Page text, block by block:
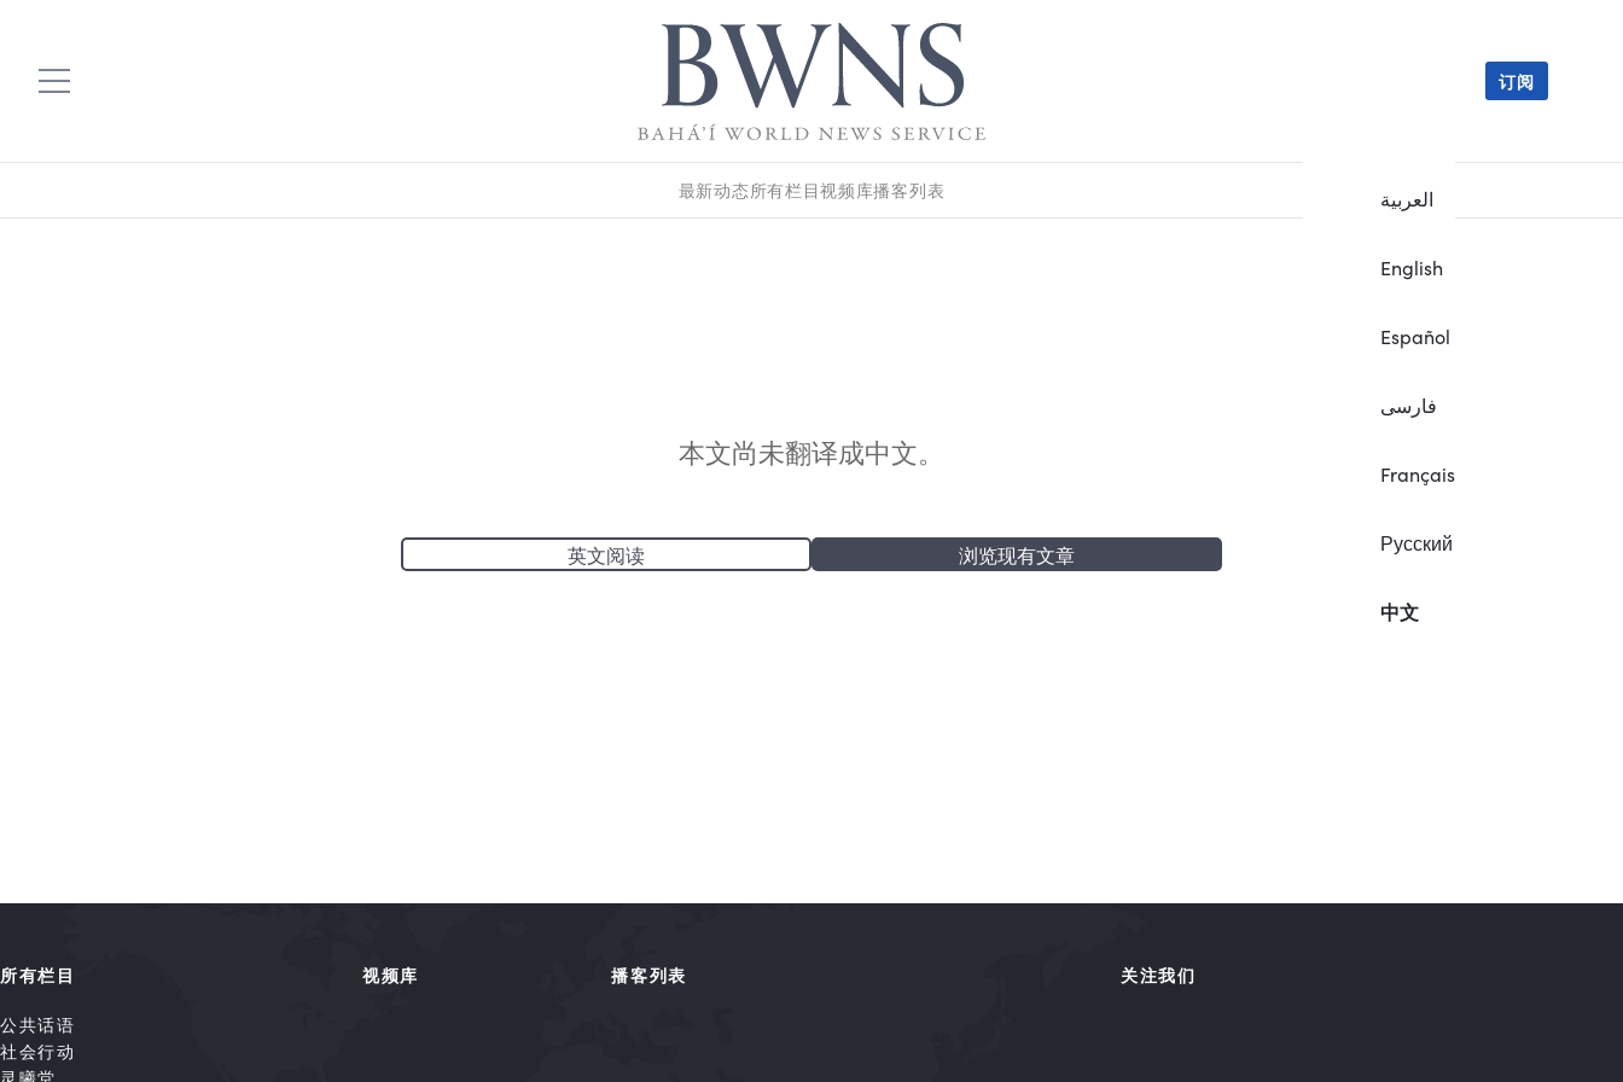
العربية
English
Español
فارسی
Français
Русский
中文
订阅
最新动态所有栏目视频库播客列表
本文尚未翻译成中文。
英文阅读 浏览现有文章
所有栏目
公共话语
社会行动
灵曦堂
视频库 播客列表 关注我们